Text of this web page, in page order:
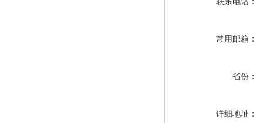
常用邮箱：
省份：
详细地址：